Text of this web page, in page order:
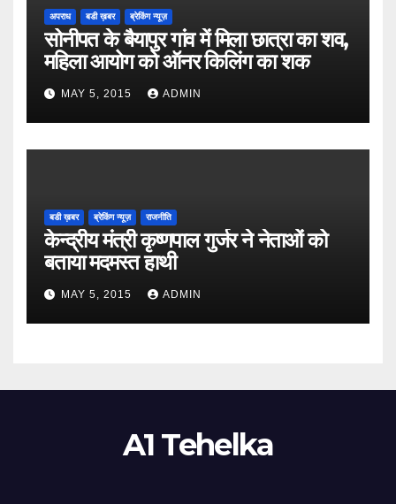
अपराध बडी ख़बर ब्रेकिंग न्यूज़
सोनीपत के बैयापुर गांव में मिला छात्रा का शव,
महिला आयोग को ऑनर किलिंग का शक
MAY 5, 2015 ADMIN
बडी ख़बर ब्रेकिंग न्यूज़ राजनीति
केन्द्रीय मंत्री कृष्णपाल गुर्जर ने नेताओं को
बताया मदमस्त हाथी
MAY 5, 2015 ADMIN
A1 Tehelka